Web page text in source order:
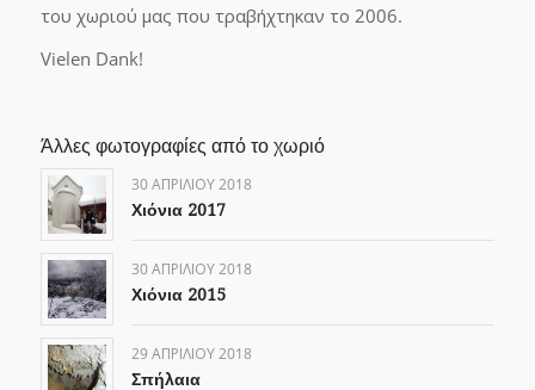
του χωριού μας που τραβήχτηκαν το 2006.
Vielen Dank!
Άλλες φωτογραφίες από το χωριό
30 ΑΠΡΙΛΊΟΥ 2018
Χιόνια 2017
30 ΑΠΡΙΛΊΟΥ 2018
Χιόνια 2015
29 ΑΠΡΙΛΊΟΥ 2018
Σπήλαια